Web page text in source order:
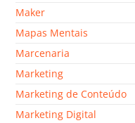
Maker
Mapas Mentais
Marcenaria
Marketing
Marketing de Conteúdo
Marketing Digital